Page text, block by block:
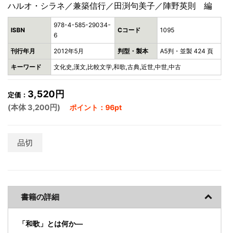
ハルオ・シラネ／兼築信行／田渕句美子／陣野英則 編
ISBN
978-4-585-29034-
6
Cコード 1095
刊行年月 2012年5月 判型・製本 A5判・並製 424 頁
キーワード 文化史,漢文,比較文学,和歌,古典,近世,中世,中古
定価： 3,520円
(本体 3,200円) ポイント：96pt
品切
書籍の詳細
「和歌」とは何か―